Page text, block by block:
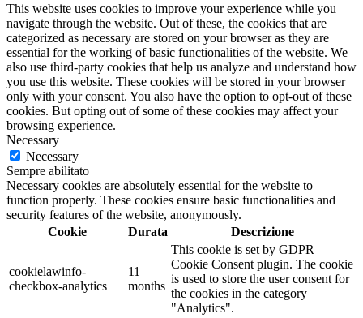
This website uses cookies to improve your experience while you
navigate through the website. Out of these, the cookies that are
categorized as necessary are stored on your browser as they are
essential for the working of basic functionalities of the website. We
also use third-party cookies that help us analyze and understand how
you use this website. These cookies will be stored in your browser
only with your consent. You also have the option to opt-out of these
cookies. But opting out of some of these cookies may affect your
browsing experience.
Necessary
Necessary
Sempre abilitato
Necessary cookies are absolutely essential for the website to
function properly. These cookies ensure basic functionalities and
security features of the website, anonymously.
Cookie
Durata Descrizione
cookielawinfo-
checkbox-analytics
11
months
This cookie is set by GDPR
Cookie Consent plugin. The cookie
is used to store the user consent for
the cookies in the category
"Analytics".